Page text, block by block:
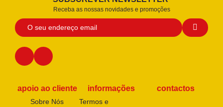
Receba as nossas novidades e promoções
apoio ao cliente
Sobre Nós
informações
Termos e
contactos